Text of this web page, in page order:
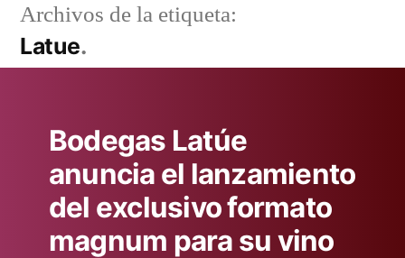
Archivos de la etiqueta:
Latue
Bodegas Latúe
anuncia el lanzamiento
del exclusivo formato
magnum para su vino